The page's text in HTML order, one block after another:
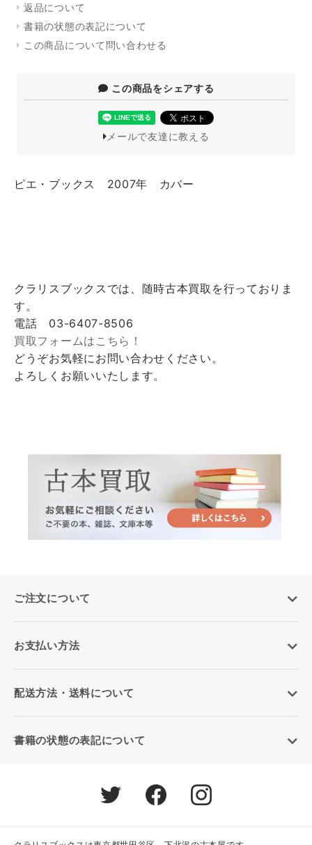
返品について
書籍の状態の表記について
この商品について問い合わせる
この商品をシェアする
メールで友達に教える
ピエ・ブックス 2007年 カバー
クラリスブックスでは、随時古本買取を行っておりま
す。
電話 03-6407-8506
買取フォームはこちら！
どうぞお気軽にお問い合わせください。
よろしくお願いいたします。
ご注文について
お支払い方法
配送方法・送料について
書籍の状態の表記について